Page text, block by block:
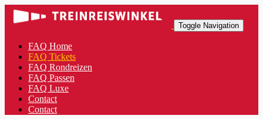
Toggle Navigation
FAQ Home
FAQ Tickets
FAQ Rondreizen
FAQ Passen
FAQ Luxe
Contact
Contact